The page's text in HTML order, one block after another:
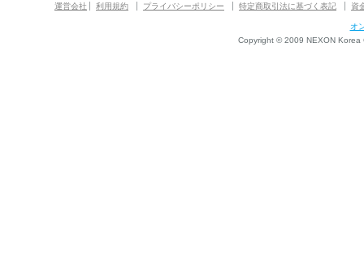
運営会社 利用規約 プライバシーポリシー 特定商取引法に基づく表記 資
オ
Copyright © 2009 NEXON Korea